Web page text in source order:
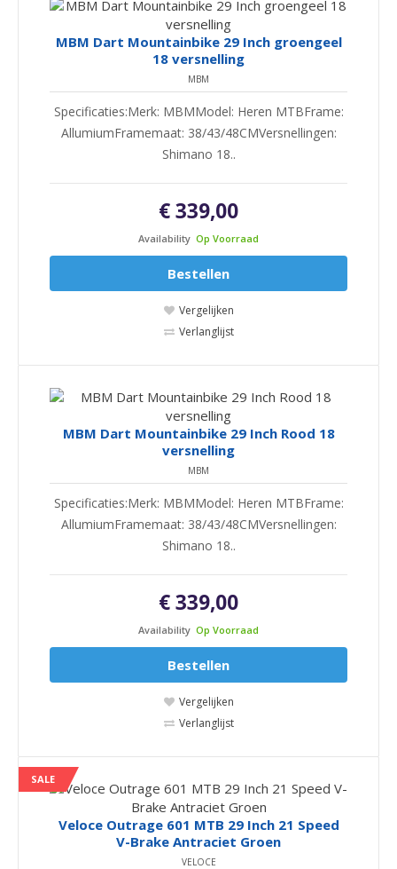
MBM Dart Mountainbike 29 Inch groengeel
18 versnelling
MBM
Specificaties:Merk: MBMModel: Heren MTBFrame:
AllumiumFramemaat: 38/43/48CMVersnellingen:
Shimano 18..
€ 339,00
Availability Op Voorraad
Bestellen
Vergelijken
Verlanglijst
MBM Dart Mountainbike 29 Inch Rood 18
versnelling
MBM
Specificaties:Merk: MBMModel: Heren MTBFrame:
AllumiumFramemaat: 38/43/48CMVersnellingen:
Shimano 18..
€ 339,00
Availability Op Voorraad
Bestellen
Vergelijken
Verlanglijst
SALE
Veloce Outrage 601 MTB 29 Inch 21 Speed
V-Brake Antraciet Groen
VELOCE